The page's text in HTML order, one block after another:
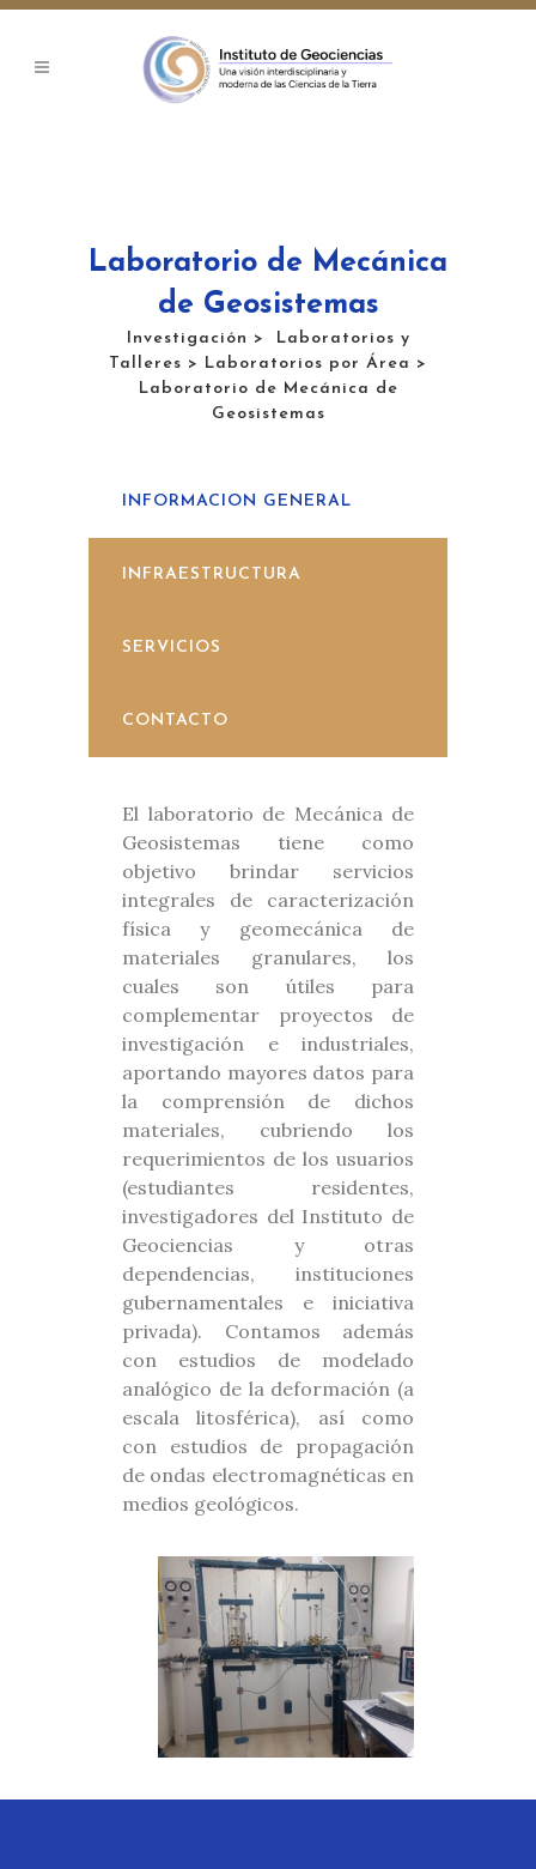
Laboratorio de Mecánica
de Geosistemas
Investigación > Laboratorios y
Talleres > Laboratorios por Área >
Laboratorio de Mecánica de
Geosistemas
INFORMACION GENERAL
INFRAESTRUCTURA
SERVICIOS
CONTACTO
El laboratorio de Mecánica de
Geosistemas tiene como
objetivo brindar servicios
integrales de caracterización
física y geomecánica de
materiales granulares, los
cuales son útiles para
complementar proyectos de
investigación e industriales,
aportando mayores datos para
la comprensión de dichos
materiales, cubriendo los
requerimientos de los usuarios
(estudiantes residentes,
investigadores del Instituto de
Geociencias y otras
dependencias, instituciones
gubernamentales e iniciativa
privada). Contamos además
con estudios de modelado
analógico de la deformación (a
escala litosférica), así como
con estudios de propagación
de ondas electromagnéticas en
medios geológicos.